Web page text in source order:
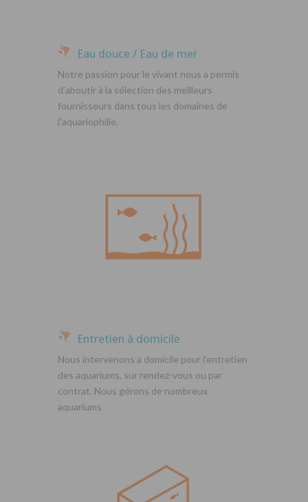
Eau douce / Eau de mer
Notre passion pour le vivant nous a permis
d’aboutir à la sélection des meilleurs
fournisseurs dans tous les domaines de
l’aquariophilie.
Entretien à domicile
Nous intervenons a domicile pour l’entretien
des aquariums, sur rendez-vous ou par
contrat. Nous gérons de nombreux
aquariums